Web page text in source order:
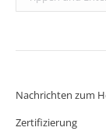
Nachrichten zum
Zertifizierung